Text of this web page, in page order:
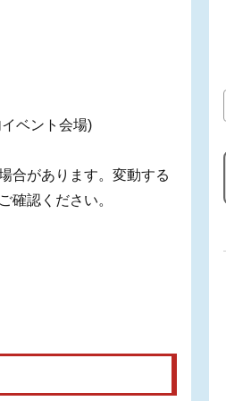
ベント会場)
合があります。変動する
確認ください。